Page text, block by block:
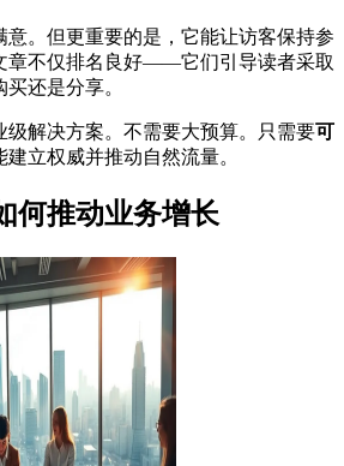
意。但更重要的是，它能让访客保持参
章不仅排名良好——它们引导读者采取
还是分享。
级解决方案。不需要大预算。只需要可
建立权威并推动自然流量。
何推动业务增长